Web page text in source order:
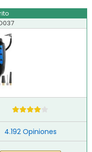
4.192 Opiniones